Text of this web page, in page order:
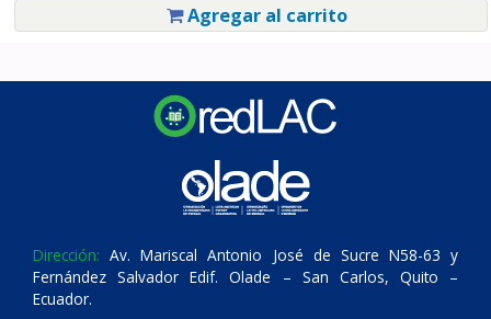
Agregar al carrito
Dirección: Av. Mariscal Antonio José de Sucre N58-63 y
Fernández Salvador Edif. Olade – San Carlos, Quito –
Ecuador.